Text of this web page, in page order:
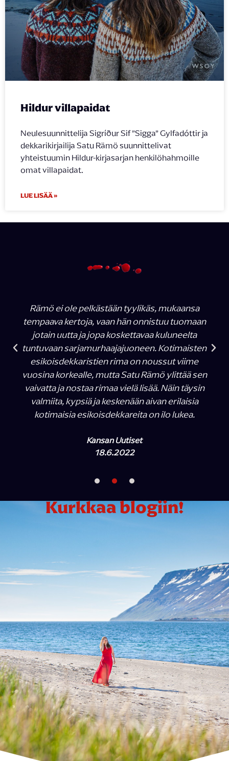
Hildur villapaidat
Neulesuunnittelija Sigríður Sif ”Sigga” Gylfadóttir ja
dekkarikirjailija Satu Rämö suunnittelivat
yhteistuumin Hildur-kirjasarjan henkilöhahmoille
omat villapaidat.
LUE LISÄÄ »
Rämö ei ole pelkästään tyylikäs, mukaansa
tempaava kertoja, vaan hän onnistuu tuomaan
jotain uutta ja jopa koskettavaa kuluneelta
tuntuvaan sarjamurhaajajuoneen. Kotimaisten
esikoisdekkaristien rima on noussut viime
vuosina korkealle, mutta Satu Rämö ylittää sen
vaivatta ja nostaa rimaa vielä lisää. Näin täysin
valmiita, kypsiä ja keskenään aivan erilaisia
kotimaisia esikoisdekkareita on ilo lukea.
Kansan Uutiset
18.6.2022
Kurkkaa blogiin!